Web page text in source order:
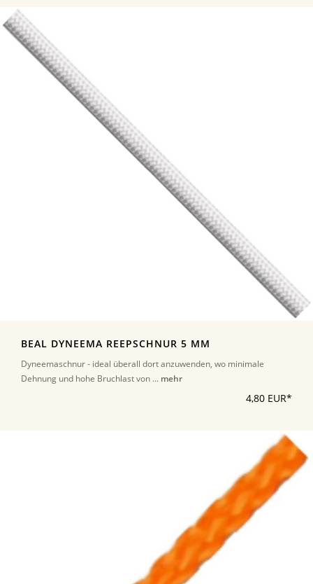
BEAL DYNEEMA REEPSCHNUR 5 MM
Dyneemaschnur - ideal überall dort anzuwenden, wo minimale
Dehnung und hohe Bruchlast von ... mehr
4,80 EUR*